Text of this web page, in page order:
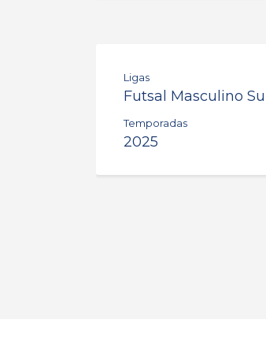
Ligas
Futsal Masculino
Temporadas
2025